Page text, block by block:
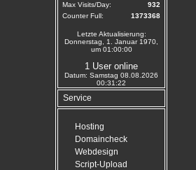
Max Visits/Day:
932
Counter Full:
1373368
Letzte Aktualisierung:
Donnerstag, 1. Januar 1970,
um 01:00:00
1 User online
Datum: Samstag 08.08.2026
00:31:22
Service
Hosting
Domaincheck
Webdesign
Script-Upload